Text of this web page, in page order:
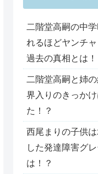
二階堂高嗣の中
れるほどヤンチ
過去の真相とは！
二階堂高嗣と姉
界入りのきっか
た！？
西尾まりの子供
した発達障害グ
は！？